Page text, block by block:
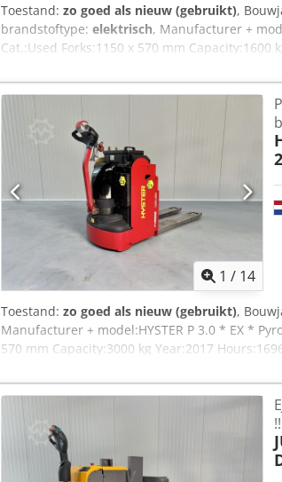
Toestand: zo goed als nieuw (gebruikt),
brandstoftype: elektrisch, Manufacturer +
Cat.:Used Forks:1150 x 570 mm
Capacity:Complete NEW * 24v / 225ah * Bj 04/
AR 17 ATEX 016 Gasgroep = IIB Type = Cat
1 / 14
Toestand: zo goed als nieuw (gebruikt),
Manufacturer + model:HYSTER P 3.0 * EX *
570 mm Capacity:3000 kg Year:2017
Options:* EX * Atex - Pyroban !!!! Cedpozq Um
Gasgroep = IIA & IIB Type = 2G ( toegestaan in